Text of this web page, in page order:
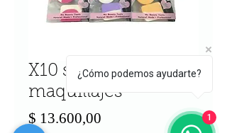
X10 set de
maquillajes
$ 13.600,00
¿Cómo podemos ayudarte?
1